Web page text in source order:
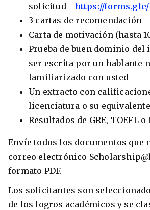
solicitud https://forms.gle/
3 cartas de recomendación
Carta de motivación (hasta
Prueba de buen dominio del
ser escrita por un hablante
familiarizado con usted
Un extracto con
licenciatura o su equivalente
Resultados de GRE, TOEFL o
Envíe todos los documentos que
correo electrónico
formato PDF.
Los solicitantes son
de los logros académicos y se